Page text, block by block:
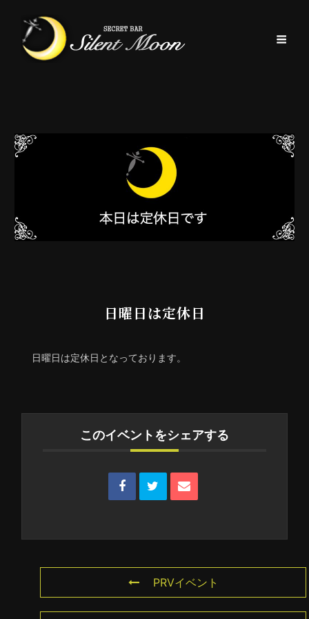
日曜日は定休日
日曜日は定休日となっております。
このイベントをシェアする
PRVイベント